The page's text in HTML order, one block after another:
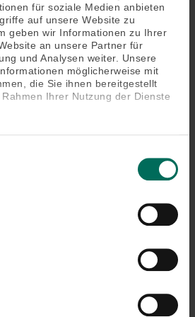
für soziale Medien anbieten
auf unsere Website zu
geben wir Informationen zu Ihrer
an unsere Partner für
und Analysen weiter. Unsere
möglicherweise mit
die Sie ihnen bereitgestellt
Ihrer Nutzung der Dienste
und Lichtschächten montiert
unseren Insektenschutz »